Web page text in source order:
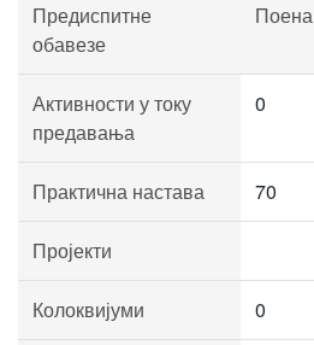
Предиспитне
обавезе
Поена
Активности у току
предавања
0
Практична настава 70
Пројекти
Колоквијуми 0